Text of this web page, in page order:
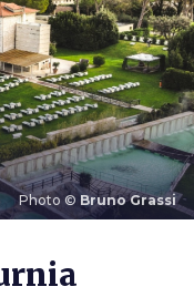
Photo © Bruno Grassi